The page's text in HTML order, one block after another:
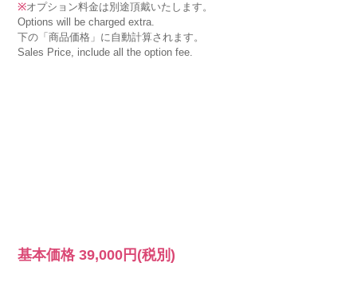
※オプション料金は別途頂戴いたします。
Options will be charged extra.
下の「商品価格」に自動計算されます。
Sales Price, include all the option fee.
基本価格39,000円 (税別)